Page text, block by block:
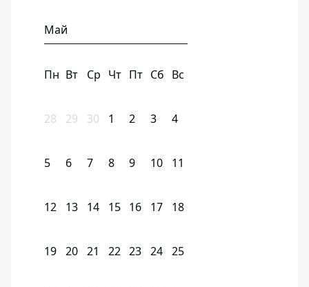
Май
Пн Вт Ср Чт Пт Сб Вс
28 29 30 1 2 3 4
5 6 7 8 9 10 11
12 13 14 15 16 17 18
19 20 21 22 23 24 25